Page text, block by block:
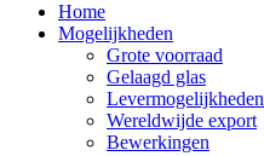
Home
Mogelijkheden
Grote voorraad
Gelaagd glas
Levermogelijkheden
Wereldwijde export
Bewerkingen